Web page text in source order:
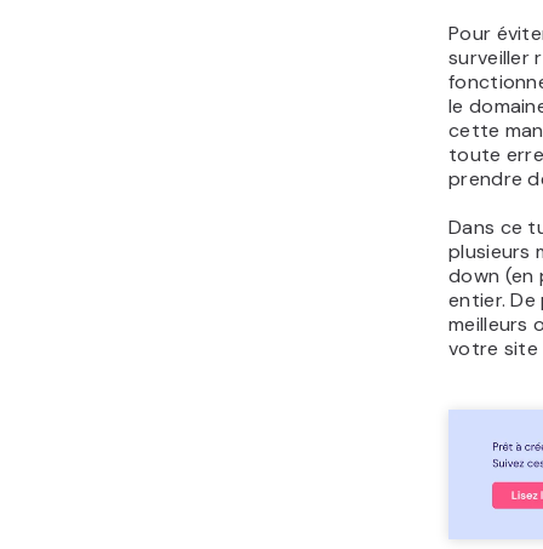
Pour
surveiller
le
cette
toute
prendre
Dans ce
plusieurs
down (en
entier.
meilleurs
votre